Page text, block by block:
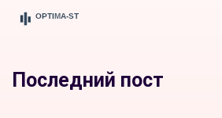
Последний пост